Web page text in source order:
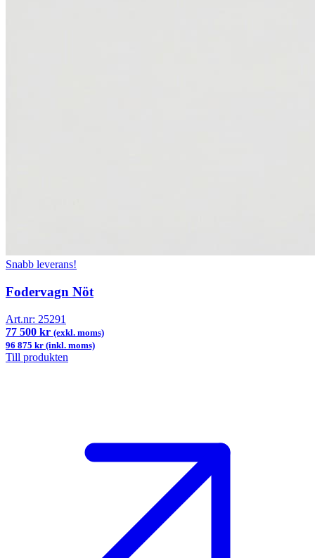
Snabb leverans!
Fodervagn Nöt
Art.nr: 25291
77 500 kr (exkl. moms)
96 875 kr (inkl. moms)
Till produkten